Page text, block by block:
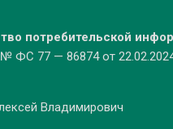
потребительской
ФС 77 — 86874 от
Владимирович